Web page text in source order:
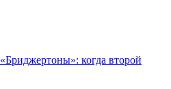
«Бриджертоны»: когда второй